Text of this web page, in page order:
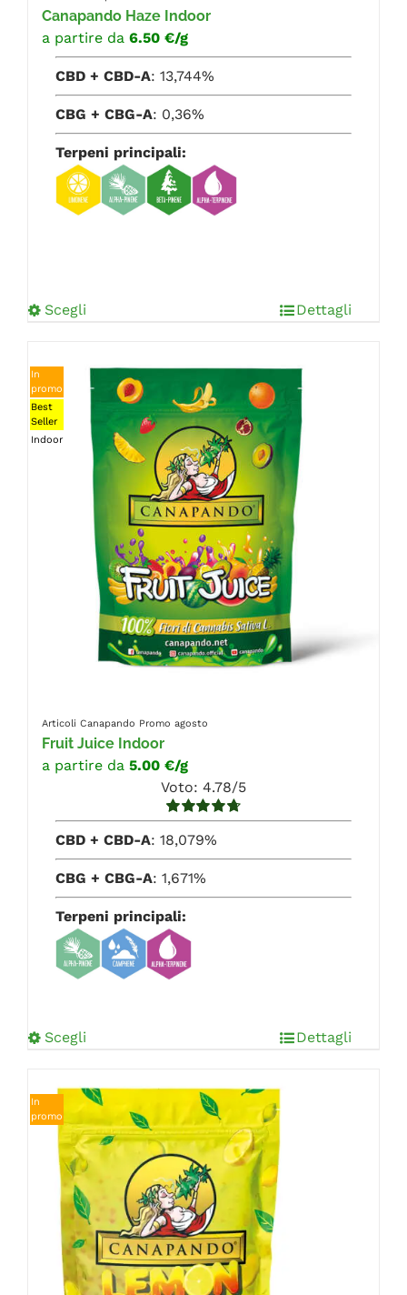
Canapando Haze Indoor
a partire da 6.50 €/g
CBD + CBD-A: 13,744%
CBG + CBG-A: 0,36%
Terpeni principali:
Scegli Dettagli
In
promo
Best
Seller
Indoor
Articoli Canapando Promo agosto
Fruit Juice Indoor
a partire da 5.00 €/g
Voto: 4.78/5
4.78su 5
CBD + CBD-A: 18,079%
CBG + CBG-A: 1,671%
Terpeni principali:
Scegli Dettagli
In
promo